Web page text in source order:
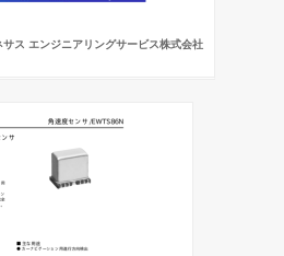
ス エンジニアリングサービス株式会社